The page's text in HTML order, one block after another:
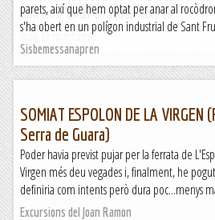
cims sense corda. En aquest llibre es...
Blog de muntanya
parets, així que hem optat per anar al
s'ha obert en un polígon industrial de Sant
Sisbemessanapren
SOMIAT ESPOLON DE LA VIRGEN
Serra de Guara)
Poder havia previst pujar per la ferrata de
Virgen més deu vegades i, finalment, he
definiria com intents però dura poc...menys
Excursions del Joan Ramon